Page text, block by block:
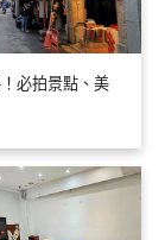
必拍景點、美